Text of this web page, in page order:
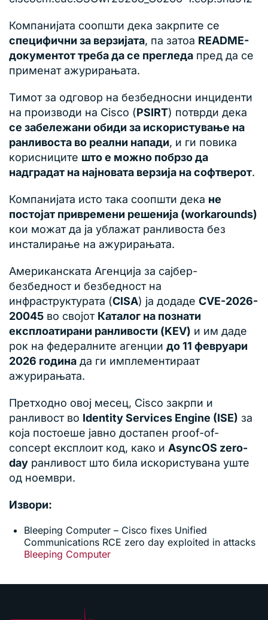
Компанијата соопшти дека закрпите се
специфични за верзијата, па затоа README-
документот треба да се прегледа пред да се
применат ажурирањата.
Тимот за одговор на безбедносни инциденти
на производи на Cisco (PSIRT) потврди дека
се забележани обиди за искористување на
ранливоста во реални напади, и ги повика
корисниците што е можно побрзо да
надградат на најновата верзија на софтверот.
Компанијата исто така соопшти дека не
постојат привремени решенија (workarounds)
кои можат да ја ублажат ранливоста без
инсталирање на ажурирањата.
Американската Агенција за сајбер-
безбедност и безбедност на
инфраструктурата (CISA) ја додаде CVE-2026-
20045 во својот Каталог на познати
експлоатирани ранливости (KEV) и им даде
рок на федералните агенции до 11 февруари
2026 година да ги имплементираат
ажурирањата.
Претходно овој месец, Cisco закрпи и
ранливост во Identity Services Engine (ISE) за
која постоеше јавно достапен proof-of-
concept експлоит код, како и AsyncOS zero-
day ранливост што била искористувана уште
од ноември.
Извори:
Bleeping Computer – Cisco fixes Unified
Communications RCE zero day exploited in attacks
Bleeping Computer